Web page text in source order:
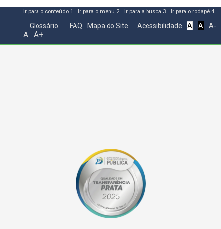
Ir para o conteúdo 1 Ir para o menu 2 Ir para a busca 3 Ir para o rodapé 4
Glossário FAQ Mapa do Site Acessibilidade A A A-
A A+